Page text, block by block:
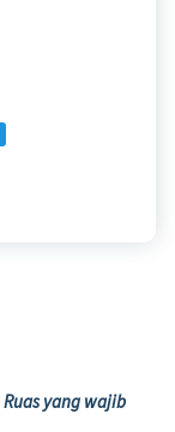
Ruas yang wajib